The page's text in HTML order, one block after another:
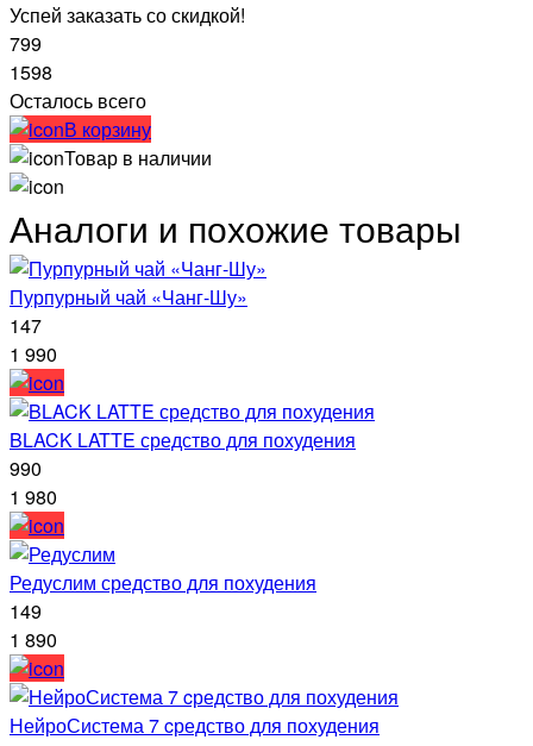
Успей заказать со скидкой!
799
1598
Осталось всего
В корзину
Товар в наличии
Аналоги и похожие товары
Пурпурный чай «Чанг-Шу»
147
1 990
BLACK LATTE средство для похудения
990
1 980
Редуслим средство для похудения
149
1 890
НейроСистема 7 cредство для похудения